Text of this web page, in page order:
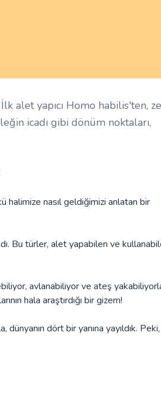
alet yapıcı Homo habilis'ten,
icadı gibi dönüm noktaları,
halimize nasıl geldiğimizi anlatan bir
Bu türler, alet yapabilen ve
avlanabiliyor ve ateş
hala araştırdığı bir gizem!
dört bir yanına yayıldık.